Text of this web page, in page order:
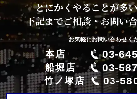
とにかくやることが多
下記までご相談・お問い
お気軽にお問い合わせく
本店 03-
船堀店 03-
竹ノ塚店 03-